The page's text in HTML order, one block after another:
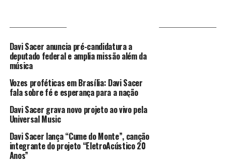
Davi Sacer anuncia pré-candidatura a
deputado federal e amplia missão além da
música
Vozes proféticas em Brasília: Davi Sacer
fala sobre fé e esperança para a nação
Davi Sacer grava novo projeto ao vivo pela
Universal Music
Davi Sacer lança “Cume do Monte”, canção
integrante do projeto “EletroAcústico 20
Anos”